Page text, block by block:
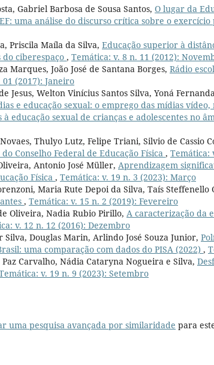
Gabriel Barbosa de Sousa Santos, O lugar da
uma análise do discurso crítica sobre o
Priscila Maíla da Silva, Educação superior à
ciberespaço , Temática: v. 8 n. 11 (2012):
Marques, João José de Santana Borges, Rádio
(2017): Janeiro
Jesus, Welton Vinícius Santos Silva, Yoná
e educação sexual: o emprego das mídias
educação sexual de crianças e adolescentes no
Thulyo Lutz, Felipe Triani, Silvio de Cassio
Conselho Federal de Educação Física , Temática:
Antonio José Müller, Aprendizagem
Física , Temática: v. 19 n. 3 (2023): Março
Maria Rute Depoi da Silva, Taís Steffenello
, Temática: v. 15 n. 2 (2019): Fevereiro
Oliveira, Nadia Rubio Pirillo, A caracterização da
v. 12 n. 12 (2016): Dezembro
Silva, Douglas Marin, Arlindo José Souza Junior,
uma comparação com dados do PISA (2022) ,
Carvalho, Nádia Cataryna Nogueira e Silva,
v. 19 n. 9 (2023): Setembro
uma pesquisa avançada por similaridade para